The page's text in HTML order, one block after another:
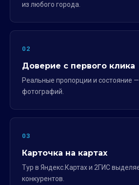
из любого города.
02
Доверие с первого клика
Реальные пропорции и состояние
фотографий.
03
Карточка на картах
Тур в Яндекс.Картах и 2ГИС
конкурентов.